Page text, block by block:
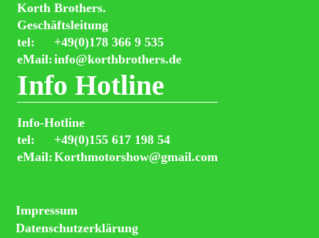
Korth Brothers.
Geschäftsleitung
tel:
+49(0)178 366 9 535
eMail:info@korthbrothers.de
Info Hotline
Info-Hotline
tel:
+49(0)155 617 198 54
eMail:Korthmotorshow@gmail.com
Impressum
Datenschutzerklärung